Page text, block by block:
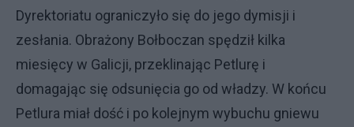
Dyrektoriatu ograniczyło się do jego dymisji i
zesłania. Obrażony Bołboczan spędził kilka
miesięcy w Galicji, przeklinając Petlurę i
domagając się odsunięcia go od władzy. W końcu
Petlura miał dość i po kolejnym wybuchu gniewu